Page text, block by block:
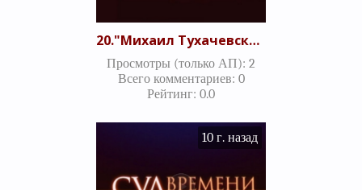
20."Михаил Тухачевский – несостоявшийся Бонапарт или рядовая жертва сталинского террора?" Итоговый выпуск (13.08.2010)
Просмотры (только АП): 2
Всего комментариев: 0
Рейтинг: 0.0
10 г. назад